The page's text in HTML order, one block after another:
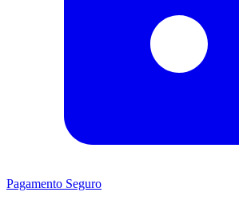
Pagamento Seguro